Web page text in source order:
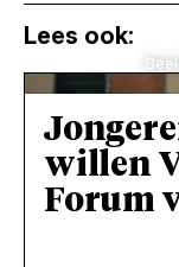
Lees ook:
willen
Forum